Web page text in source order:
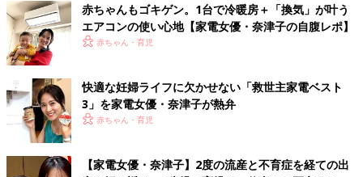
赤ちゃんもゴキゲン。1台で冷暖房＋「換気」が叶う
エアコンの使い心地【家電女優・奈津子の自腹レポ】
赤ちゃん・育児
快適な妊婦ライフに欠かせない「救世主家電ベスト
3」を家電女優・奈津子が熱弁
赤ちゃん・育児
【家電女優・奈津子】2度の流産と不育症を経ての出